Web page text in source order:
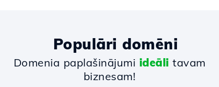
Populāri domēni
Domenia paplašinājumi ideāli tavam
biznesam!